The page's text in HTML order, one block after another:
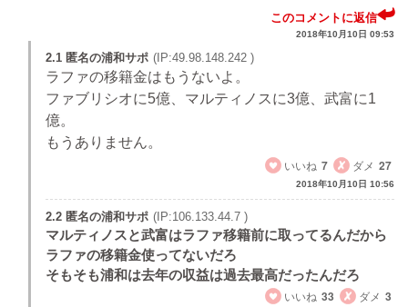
このコメントに返信
2018年10月10日 09:53
2.1 匿名の浦和サポ (IP:49.98.148.242 )
ラファの移籍金はもうないよ。
ファブリシオに5億、マルティノスに3億、武富に1
億。
もうありません。
いいね 7 ダメ 27
2018年10月10日 10:56
2.2 匿名の浦和サポ (IP:106.133.44.7 )
マルティノスと武富はラファ移籍前に取ってるんだから
ラファの移籍金使ってないだろ
そもそも浦和は去年の収益は過去最高だったんだろ
いいね 33 ダメ 3